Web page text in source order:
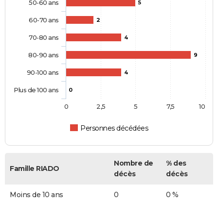
5
2
4
9
4
0
Personnes décédées
50-60 ans
60-70 ans
70-80 ans
80-90 ans
90-100 ans
Plus de 100 ans
0 10
2,5 5 7,5
Famille RIADO
Nombre de
décès
% des
décès
Moins de 10 ans 0 0 %